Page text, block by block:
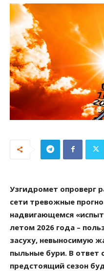
Узгидромет опроверг
сети тревожные
надвигающемся
летом 2026 года –
засуху, невыносимую
пыльные бури. В ответ
предстоящий сезон